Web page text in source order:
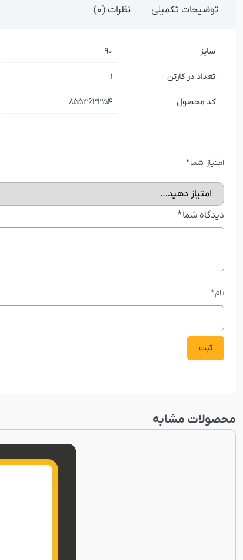
توضیحات تکمیلی نظرات (0)
سایز 90
تعداد در کارتن 1
کد محصول 855363354
امتیاز شما*
دیدگاه شما*
نام*
محصولات مشابه